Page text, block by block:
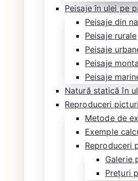
Peisaje în ulei pe
Peisaje din
Peisaje rurale
Peisaje
Peisaje
Peisaje
Natură statică în
Reproduceri picturi
Metode de
Exemple
Reproduceri
Galerie
Prețuri